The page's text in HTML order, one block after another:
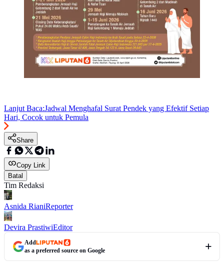
Lanjut Baca:Jadwal Menghafal Surat Pendek yang Efektif Setiap
Hari, Cocok untuk Pemula
Share
Copy Link
Batal
Tim Redaksi
Asnida RianiReporter
Devira PrastiwiEditor
Add
as a preferred source on Google